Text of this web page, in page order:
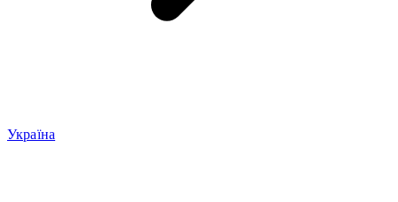
Україна